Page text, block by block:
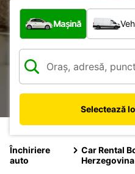
Ce tip de vehicul?
Mașină
Selectează
Închiriere
auto
Car Rental
Herzegovina